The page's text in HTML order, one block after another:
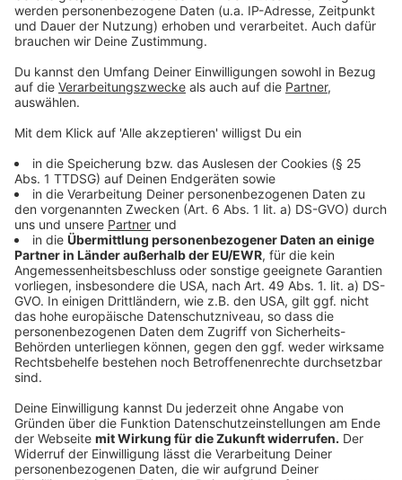
einzubetten. Dieser Service kann
Daten zu Ihren Aktivitäten
sammeln. Bitte lesen Sie die
Details durch und stimmen Sie der
Nutzung des Service zu, um dieses
Akzeptieren
powered byUsercentrics Consent
Management Platform
Die neue Videofolge mit Nelson Müller - diesmal
wieder mit Starbegleitung: zusammen mit Comedian
Özcan Cosar hat Nelson sich an eins seiner
Lieblingsgericht gewagt: Spaghetti Aglio e Oglio.
Anzeige
Das ist der Kitchen Club by Nelson Müller:
Anzeige
Bei euch läuft das Radio in der Küche, bei uns die
Küche im Radio. Starkoch Nelson Müller lädt uns
exklusiv in seinen Kitchen Club ein. Ab sofort versorgt